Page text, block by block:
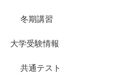
冬期講習
大学受験情報
共通テスト